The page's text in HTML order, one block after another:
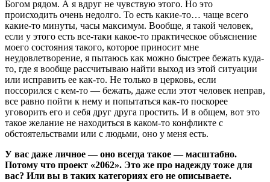
Богом рядом. А я вдруг не чувствую этого. Но это
происходить очень недолго. То есть какие-то… чаще всего
какие-то минуты, часы максимум. Вообще, я такой человек,
если у этого есть все-таки какое-то практическое объяснение
моего состояния такого, которое приносит мне
неудовлетворение, я пытаюсь как можно быстрее бежать куда-
то, где я вообще рассчитываю найти выход из этой ситуации
или исправить ее как-то. Не только в церковь, если
поссорился с кем-то — бежать, даже если этот человек неправ,
все равно пойти к нему и попытаться как-то поскорее
уговорить его и себя друг друга простить. И в общем, вот это
такое желание не находиться в каком-то конфликте с
обстоятельствами или с людьми, оно у меня есть.
У вас даже личное — оно всегда такое — масштабно.
Потому что проект «2062». Это же про надежду тоже для
вас? Или вы в таких категориях его не описываете.